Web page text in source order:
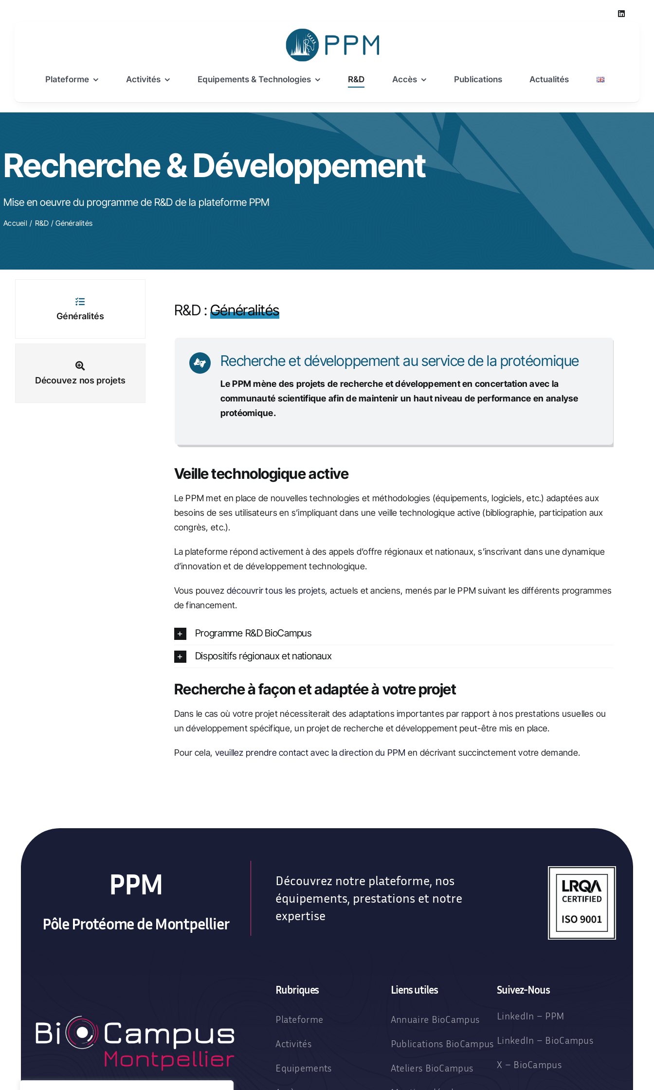
Plateforme Activités Equipements & Technologies R&D Accès Publications Actualités
Recherche & Développement
Mise en oeuvre du programme de R&D de la plateforme PPM
Accueil R&D /Généralités
Généralités
Découvez nos projets
R&D :Généralités
Recherche et développement au service de la protéomique
Le PPM mène des projets de recherche et développement en concertation avec la
communauté scientifique afin de maintenir un haut niveau de performance en analyse
protéomique.
Veille technologique active
Le PPM met en place de nouvelles technologies et méthodologies (équipements, logiciels, etc.) adaptées aux
besoins de ses utilisateurs en s’impliquant dans une veille technologique active (bibliographie, participation aux
congrès, etc.).
La plateforme répond activement à des appels d’offre régionaux et nationaux, s’inscrivant dans une dynamique
d’innovation et de développement technologique.
Vous pouvez découvrir tous les projets,actuels et anciens, menés par le PPM suivant les différents programmes
de financement.
Programme R&D BioCampus
Dispositifs régionaux et nationaux
Recherche à façon et adaptée à votre projet
Dans le cas où votre projet nécessiterait des adaptations importantes par rapport à nos prestations usuelles ou
un développement spécifique, un projet de recherche et développement peut-être mis en place.
Pour cela, veuillez prendre contact avec la direction du PPM en décrivant succinctement votre demande.
PPM
Pôle Protéome de Montpellier
Découvrez notre plateforme, nos
équipements, prestations et notre
expertise
Rubriques
Plateforme
Activités
Equipements
Liens utiles
Annuaire BioCampus
Publications BioCampus
Ateliers BioCampus
Suivez-Nous
LinkedIn – PPM
LinkedIn – BioCampus
X – BioCampus